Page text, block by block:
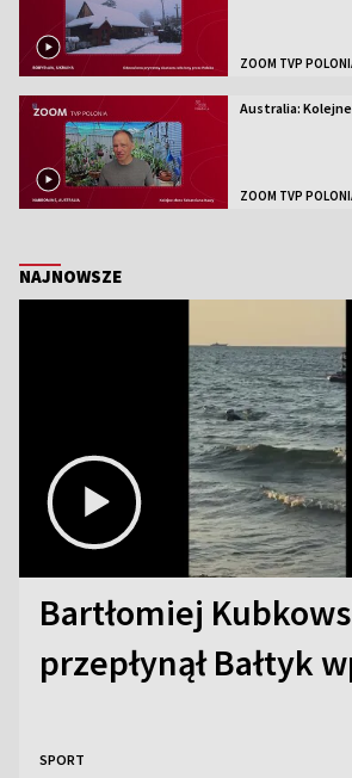
ZOOM TVP
Australia:
ZOOM TVP
NAJNOWSZE
Bartłomiej
przepłynął Bałtyk
SPORT